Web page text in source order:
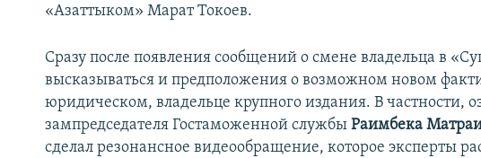
«Азаттыком» Марат Токоев.
Сразу после появления сообщений о смене владельца в
высказываться и предположения о возможном новом
юридическом, владельце крупного издания. В частности,
зампредседателя Гостаможенной службыРаимбека
сделал резонансное видеообращение, которое эксперты